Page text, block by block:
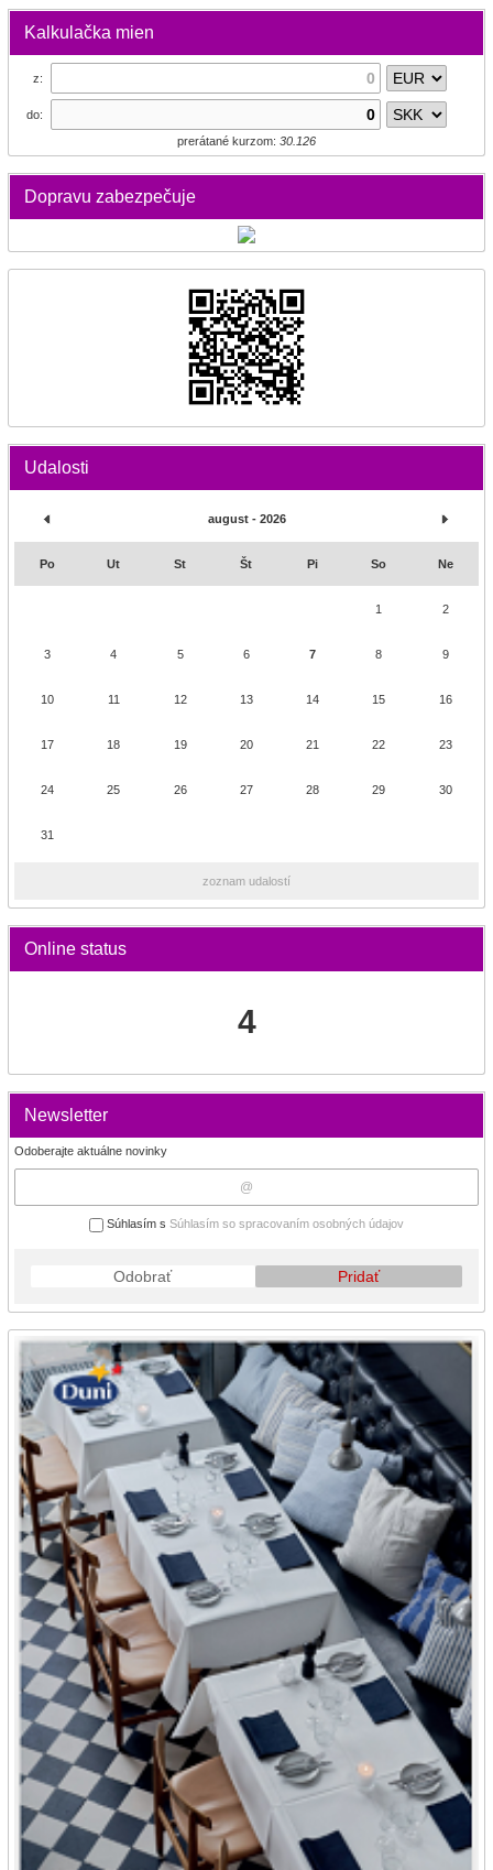
Kalkulačka mien
z:
do:
prerátané kurzom: 30.126
Dopravu zabezpečuje
Udalosti
august - 2026
Po Ut St Št Pi So Ne
1 2
3 4 5 6 7 8 9
10 11 12 13 14 15 16
17 18 19 20 21 22 23
24 25 26 27 28 29 30
31
zoznam udalostí
Online status
4
Newsletter
Odoberajte aktuálne novinky
Súhlasím s Súhlasím so spracovaním osobných údajov
Odobrať Pridať